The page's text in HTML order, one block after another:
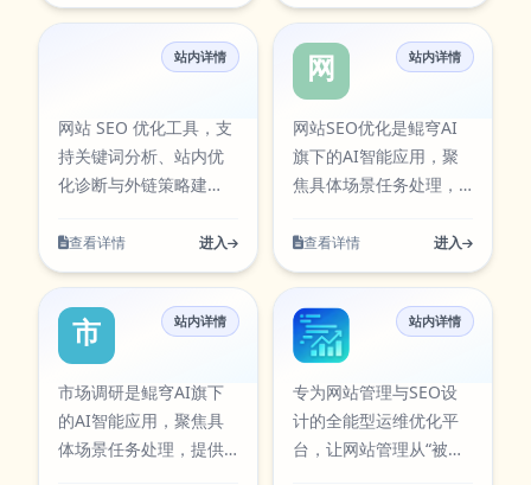
办公、内容创作、学习
研究与团队协作等多类
方式，帮助你在保证结
果质量的同时提升执行
效率，减少重复操作带
目已在本站AI工具卡片
中同步展示，访问入
口：
https://aiapps.kunqiongai.com/#75。
程，适合日常办公、内
容创作、学习研究与团
队协作等多类任务。在
整参数与输出方式，帮
助你在保证结果质量的
同时提升执行效率，减
成本。当前条目已在本
站AI工具卡片中同步展
示，访问入口：
https://
景，支持创意生成、内
工具可通过官方入口快
标资源，便于在工具库
中检索与使用。 市场调
研围绕实际使用场景设
的完整流程，适合日常
研究与团队协作等多类
任务。在使用过程中可
按需求调整参数与输出
果质量的同时提升执行
效率，减少重复操作带
来的时间成本。当前条
景，支持创意生成、内
工具可通过官方入口快
速访问，并提供对应图
标资源，便于在工具库
中检索与使用。 舆情分
析围绕实际使用场景设
的完整流程，适合日常
研究与团队协作等多类
任务。在使用过程中可
按需求调整参数与输出
果质量的同时提升执行
效率，减少重复操作带
来的时间成本。当前条
网站SEO优化
站内详情
网站 SEO 优化工具，支
持关键词分析、站内优
化诊断与外链策略建
引擎排名与自然流量。
网站SEO优化围绕实际
输入到结果的完整流
程，适合日常办公、内
容创作、学习研究与团
队协作等多类任务。在
使用过程中可按需求调
查看详情 进入
网站SEO优化
站内详情
网站SEO优化是鲲穹AI
旗下的AI智能应用，聚
焦具体场景任务处理，
流程。支持多步骤内容
生成与结果优化，可用
与效率提升。该工具可
通过官方入口快速访
问，并提供对应图标资
源，便于在工具库中检
索与使用。 网站SEO优
查看详情 进入
市场调研
站内详情
市场调研是鲲穹AI旗下
的AI智能应用，聚焦具
体场景任务处理，提供
全能站长
站内详情
专为网站管理与SEO设
计的全能型运维优化平
台，让网站管理从“被动